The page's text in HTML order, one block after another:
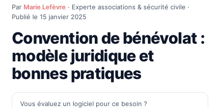
Par Marie Lefèvre · Experte associations & sécurité civile ·
Publié le 15 janvier 2025
Convention de bénévolat :
modèle juridique et
bonnes pratiques
Vous évaluez un logiciel pour ce besoin ?